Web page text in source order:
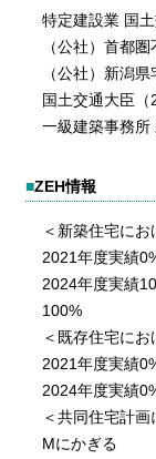
特定建設業 国
（公社）首都
（公社）新潟
国土交通大臣
一級建築事務所
■ZEH情報
＜新築住宅に
2021年度実績
2024年度実績
100%
＜既存住宅に
2021年度実績
2024年度実績
＜共同住宅計
Mにかぎる